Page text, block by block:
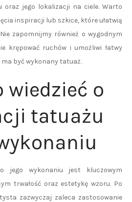
oraz jego lokalizacji na ciele. Warto
inspiracji lub szkice, które ułatwią
zapomnijmy również o wygodnym
krępować ruchów i umożliwi łatwy
być wykonany tatuaż.
wiedzieć o
tatuażu
jego wykonaniu jest kluczowym
trwałość oraz estetykę wzoru. Po
zazwyczaj zaleca zastosowanie